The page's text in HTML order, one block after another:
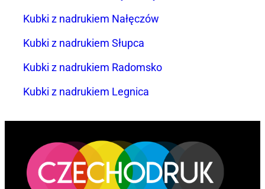
Kubki z nadrukiem Nałęczów
Kubki z nadrukiem Słupca
Kubki z nadrukiem Radomsko
Kubki z nadrukiem Legnica